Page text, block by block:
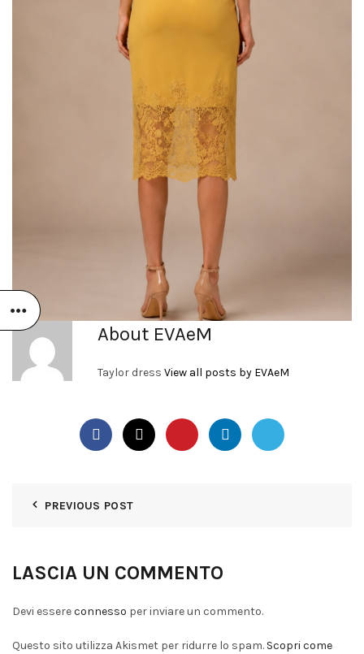
About EVAeM
Taylor dress View all posts by EVAeM
PREVIOUS POST
LASCIA UN COMMENTO
Devi essereconnesso per inviare un commento.
Questo sito utilizza Akismet per ridurre lo spam. Scopri come